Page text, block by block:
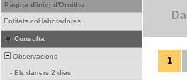
Pàgina d'inici d'Ornitho
Entitats col·laboradores
Consulta
Observacions
- Els darrers 2 dies
1